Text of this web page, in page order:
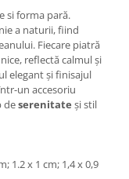
si forma pară.
a naturii, fiind
Fiecare piatră
reflectă calmul și
elegant și finisajul
un accesoriu
deserenitate și stil
1.2 x 1 cm; 1,4 x 0,9